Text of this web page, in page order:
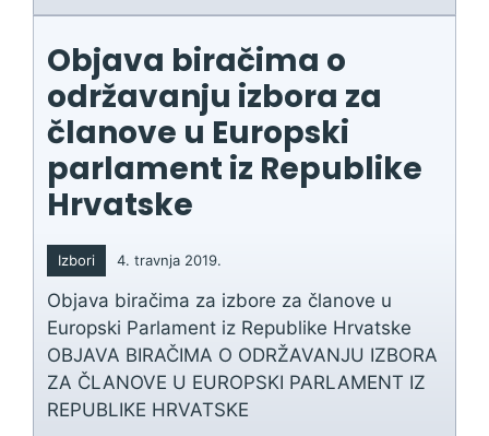
Objava biračima o
održavanju izbora za
članove u Europski
parlament iz Republike
Hrvatske
Izbori 4. travnja 2019.
Objava biračima za izbore za članove u
Europski Parlament iz Republike Hrvatske
OBJAVA BIRAČIMA O ODRŽAVANJU IZBORA
ZA ČLANOVE U EUROPSKI PARLAMENT IZ
REPUBLIKE HRVATSKE